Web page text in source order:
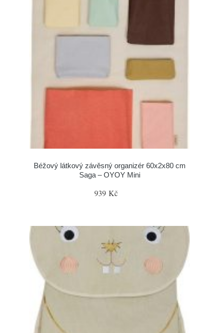
Béžový látkový závěsný organizér 60x2x80 cm
Saga – OYOY Mini
939 Kč